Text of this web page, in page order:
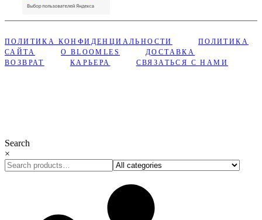
ПОЛИТИКА КОНФИДЕНЦИАЛЬНОСТИ
ПОЛИТИКА
САЙТА
О BLOOMLES
ДОСТАВКА
ВОЗВРАТ
КАРЬЕРА СВЯЗАТЬСЯ С НАМИ
Search
×